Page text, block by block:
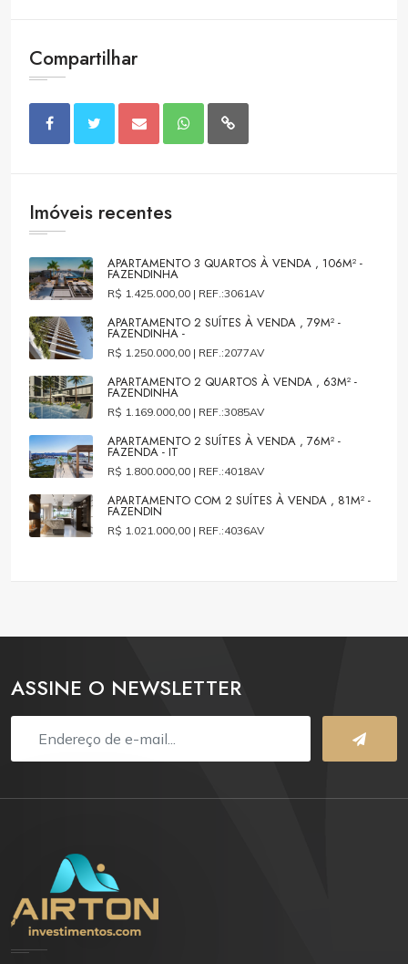
Compartilhar
Imóveis recentes
APARTAMENTO 3 QUARTOS À VENDA , 106M² -
FAZENDINHA
R$ 1.425.000,00 | REF.:3061AV
APARTAMENTO 2 SUÍTES À VENDA , 79M² -
FAZENDINHA -
R$ 1.250.000,00 | REF.:2077AV
APARTAMENTO 2 QUARTOS À VENDA , 63M² -
FAZENDINHA
R$ 1.169.000,00 | REF.:3085AV
APARTAMENTO 2 SUÍTES À VENDA , 76M² -
FAZENDA - IT
R$ 1.800.000,00 | REF.:4018AV
APARTAMENTO COM 2 SUÍTES À VENDA , 81M² -
FAZENDIN
R$ 1.021.000,00 | REF.:4036AV
ASSINE O NEWSLETTER